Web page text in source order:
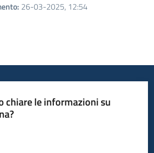
: 26-03-2025, 12:54
chiare le informazioni su